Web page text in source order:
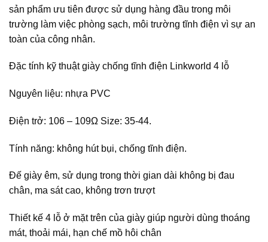
sản phẩm ưu tiên được sử dụng hàng đầu trong môi
trường làm việc phòng sạch, môi trường tĩnh điện vì sự an
toàn của công nhân.
Đặc tính kỹ thuật giày chống tĩnh điện Linkworld 4 lỗ
Nguyên liệu: nhựa PVC
Điện trở: 106 – 109Ω Size: 35-44.
Tính năng: không hút bụi, chống tĩnh điện.
Đế giày êm, sử dụng trong thời gian dài không bị đau
chân, ma sát cao, không trơn trượt
Thiết kế 4 lỗ ở mặt trên của giày giúp người dùng thoáng
mát, thoải mái, hạn chế mồ hôi chân